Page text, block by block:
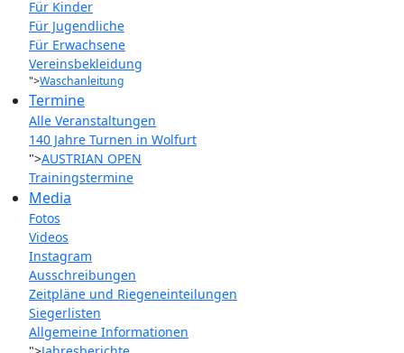
Für Kinder
Für Jugendliche
Für Erwachsene
Vereinsbekleidung
">Waschanleitung
Termine
Alle Veranstaltungen
140 Jahre Turnen in Wolfurt
">AUSTRIAN OPEN
Trainingstermine
Media
Fotos
Videos
Instagram
Ausschreibungen
Zeitpläne und Riegeneinteilungen
Siegerlisten
Allgemeine Informationen